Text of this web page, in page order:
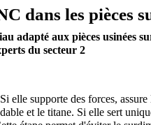
dans les pièces
adapté aux pièces usinées
elle supporte des forces,
et le titane. Si elle sert